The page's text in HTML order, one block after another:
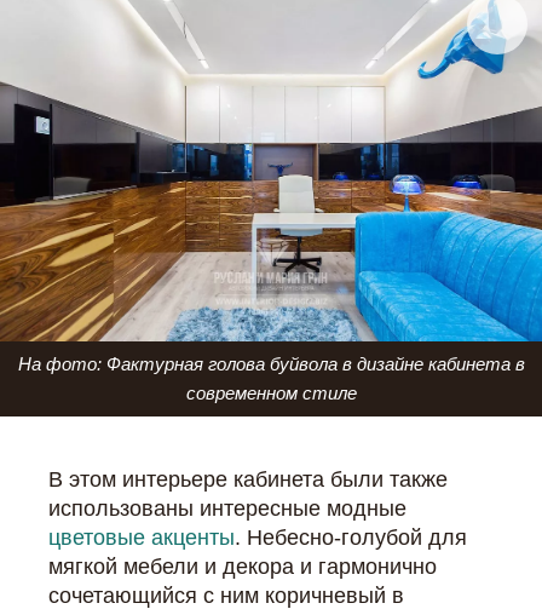
На фото: Фактурная голова буйвола в дизайне кабинета в
современном стиле
В этом интерьере кабинета были также
использованы интересные модные
цветовые акценты. Небесно-голубой для
мягкой мебели и декора и гармонично
сочетающийся с ним коричневый в